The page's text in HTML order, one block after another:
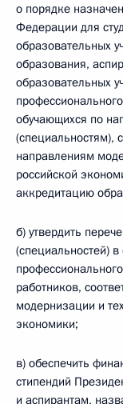
о порядке
Федерации для
образовательных
образования,
образовательных
обучающихся по
(специальностям),
направлениям
российской
аккредитацию
б) утвердить
(специальностей)
работников,
модернизации и
экономики;
в) обеспечить
стипендий
и аспирантам,